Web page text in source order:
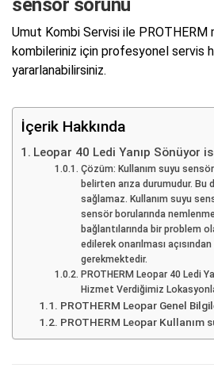
sensör sorunu
Umut Kombi Servisi ile PROTHERM
kombileriniz için profesyonel servis
yararlanabilirsiniz.
İçerik Hakkında
Leopar 40 Ledi Yanıp Sönüyor
Çözüm: Kullanım suyu
belirten arıza durumudur. Bu
sağlamaz. Kullanım suyu
sensör borularında
bağlantılarında bir problem
edilerek onarılması
gerekmektedir.
PROTHERM Leopar 40 Ledi
Hizmet Verdiğimiz
PROTHERM Leopar Genel
PROTHERM Leopar Kullanım